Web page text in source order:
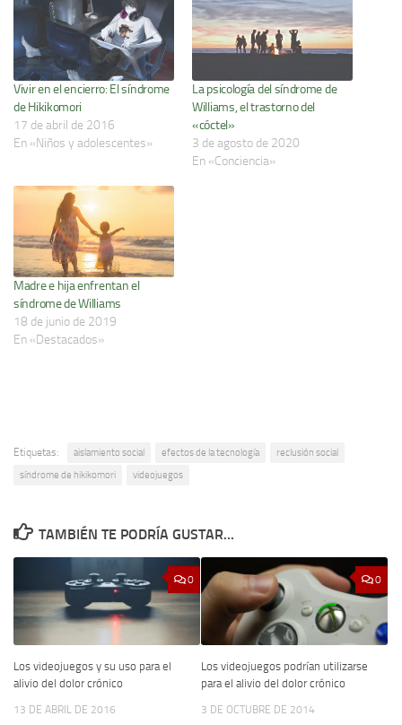
Vivir en el encierro: El síndrome
de Hikikomori
17 de abril de 2016
En «Niños y adolescentes»
La psicología del síndrome de
Williams, el trastorno del
«cóctel»
3 de agosto de 2020
En «Conciencia»
Madre e hija enfrentan el
síndrome de Williams
18 de junio de 2019
En «Destacados»
Etiquetas: aislamiento social efectos de la tecnología
reclusión social
síndrome de hikikomori
videojuegos
TAMBIÉN TE PODRÍA GUSTAR...
0
Los videojuegos y su uso para el
alivio del dolor crónico
13 DE ABRIL DE 2016
0
Los videojuegos podrían utilizarse
para el alivio del dolor crónico
3 DE OCTUBRE DE 2014